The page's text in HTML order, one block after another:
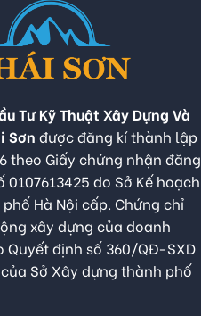
Tư Kỹ Thuật Xây Dựng Và
Sơn được đăng kí thành lập
theo Giấy chứng nhận đăng
0107613425 do Sở Kế hoạch
Hà Nội cấp. Chứng chỉ
xây dựng của doanh
Quyết định số 360/QĐ-SXD
Sở Xây dựng thành phố